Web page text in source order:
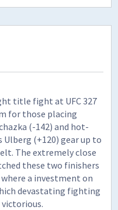
title fight at UFC 327
for those placing
(-142) and hot-
(+120) gear up to
The extremely close
these two finishers
a investment on
devastating fighting